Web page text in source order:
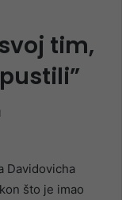
tim,
Davidovicha
što je imao